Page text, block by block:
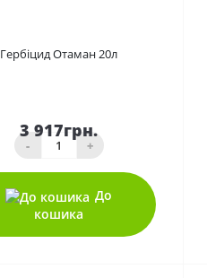
Гербіцид Отаман 20л
3 917грн.
- +
До
кошика